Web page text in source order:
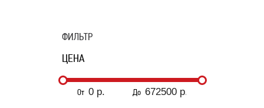
ФИЛЬТР
ЦЕНА
От До